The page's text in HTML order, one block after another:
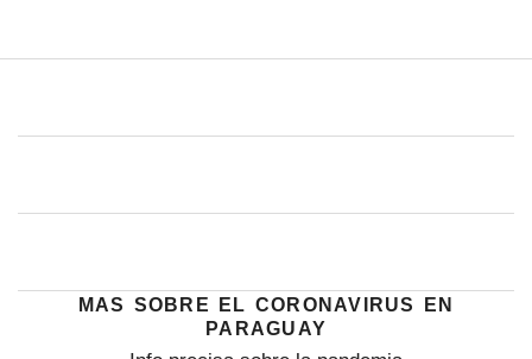
surti impreso
mas sobre el coronavirus en
paraguay